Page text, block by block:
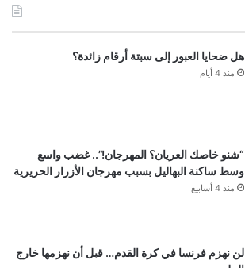
هل ضحايا العبور إلى سبتة أرقام زائدة؟
منذ 4 أيام
“شنو خاصك العريان؟ المهرجان!”.. غضب واسع
وسط ساكنة البهاليل بسبب مهرجان الأزرار الحريرية
منذ 4 أسابيع
لن نهزم فرنسا في كرة القدم… قبل أن نهزمها خارج